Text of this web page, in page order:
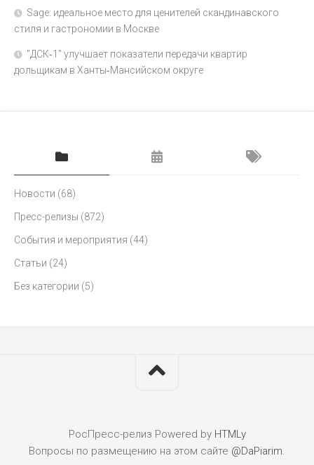
Sage: идеальное место для ценителей скандинавского
стиля и гастрономии в Москве
"ДСК‑1" улучшает показатели передачи квартир
дольщикам в Ханты‑Мансийском округе
Новости (68)
Пресс-релизы (872)
События и мероприятия (44)
Статьи (24)
Без категории (5)
РосПресс-релиз Powered by HTMLy
Вопросы по размещению на этом сайте @DaPiarim.